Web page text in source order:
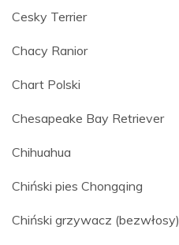
Cesky Terrier
Chacy Ranior
Chart Polski
Chesapeake Bay Retriever
Chihuahua
Chiński pies Chongqing
Chiński grzywacz (bezwłosy)